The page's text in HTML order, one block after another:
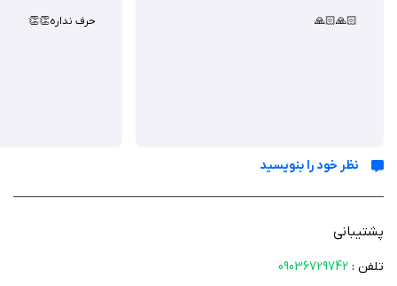
ویزیت‌ها وجود دارد.
مدیریت کارها
برای انجام فعالیت‌ها در سازمان‌ها، نیاز به کار تیمی احساس می‌شود. به‌طور
🙏🏻🙏🏻 حرف نداره👏👏
نظر خود را بنویسید
پشتیبانی
تلفن : 09036729742